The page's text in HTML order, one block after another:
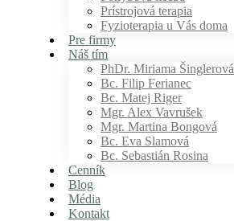
Prístrojová terapia
Fyzioterapia u Vás doma
Pre firmy
Náš tím
PhDr. Miriama Šinglerová
Bc. Filip Ferianec
Bc. Matej Riger
Mgr. Alex Vavrušek
Mgr. Martina Bongová
Bc. Eva Slamová
Bc. Sebastián Rosina
Cenník
Blog
Média
Kontakt